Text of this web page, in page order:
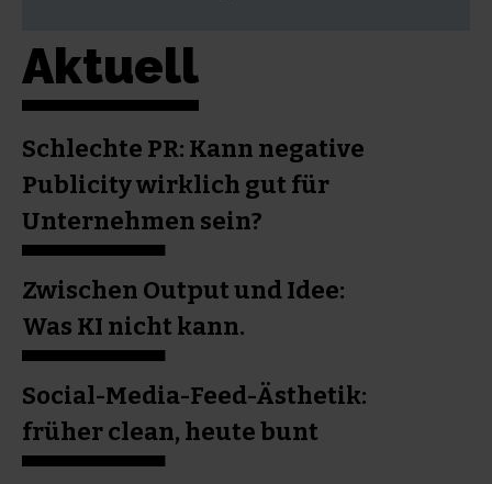
Aktuell
Schlechte PR: Kann negative
Publicity wirklich gut für
Unternehmen sein?
Zwischen Output und Idee:
Was KI nicht kann.
Social-Media-Feed-Ästhetik:
früher clean, heute bunt